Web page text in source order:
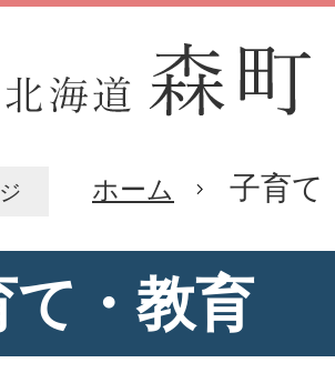
ホーム 子育て
て・教育